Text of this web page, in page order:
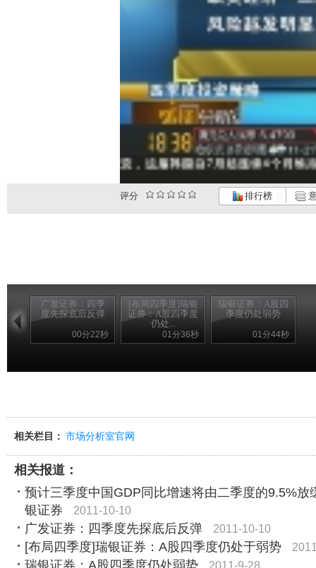
评分 排行榜
广发证券：四季
度先探底后反弹
00分22秒
[布局四季度]瑞银
证券：A股四季度
仍处...
01分36秒
瑞银证券：A股四
季度仍处弱势
01分44秒
相关栏目： 市场分析室官网
相关报道：
预计三季度中国GDP同比增速将由二季度的9.5%放
银证券
2011-10-10
广发证券：四季度先探底后反弹 2011-10-10
[布局四季度]瑞银证券：A股四季度仍处于弱势
瑞银证券：A股四季度仍处弱势 2011-9-28